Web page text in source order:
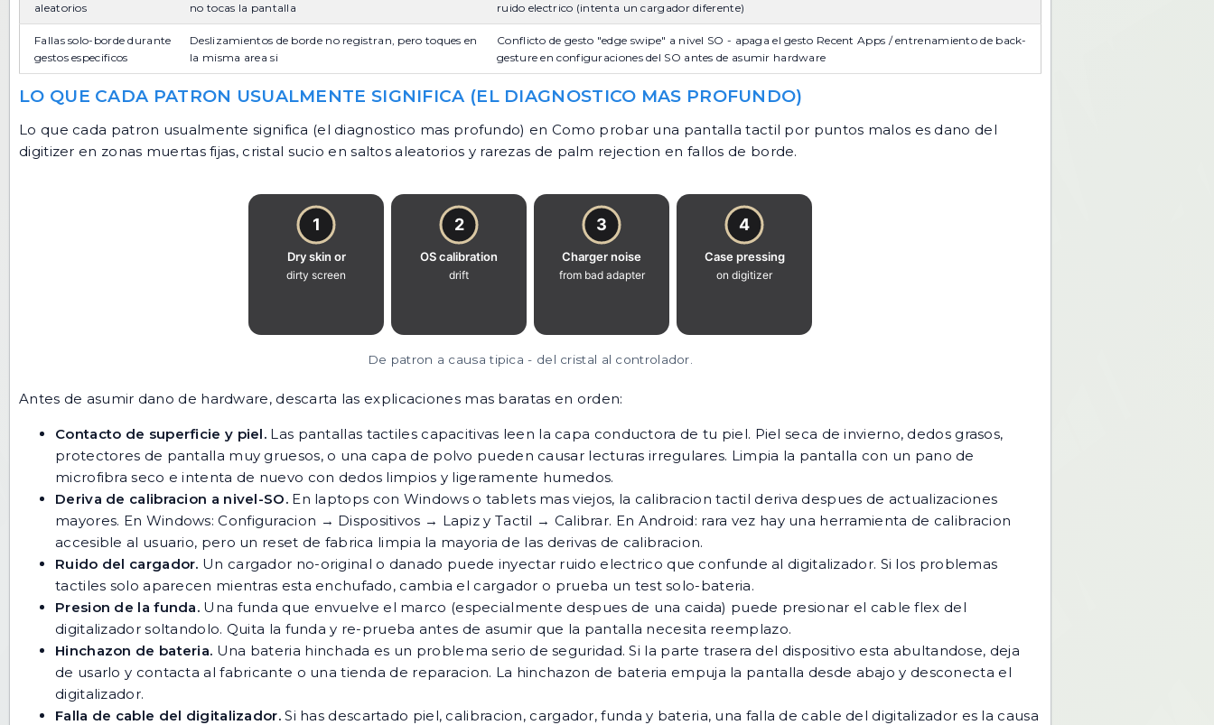
aleatorios
no tocas la pantalla
ruido electrico (intenta un cargador diferente)
Fallas solo-borde durante
gestos especificos
Deslizamientos de borde no registran, pero toques en
la misma area si
Conflicto de gesto "edge swipe" a nivel SO - apaga el gesto Recent Apps / entrenamiento de back-
gesture en configuraciones del SO antes de asumir hardware
LO QUE CADA PATRON USUALMENTE SIGNIFICA (EL DIAGNOSTICO MAS PROFUNDO)
Lo que cada patron usualmente significa (el diagnostico mas profundo) en Como probar una pantalla tactil por puntos malos es dano del
digitizer en zonas muertas fijas, cristal sucio en saltos aleatorios y rarezas de palm rejection en fallos de borde.
De patron a causa tipica - del cristal al controlador.
Antes de asumir dano de hardware, descarta las explicaciones mas baratas en orden:
Contacto de superficie y piel. Las pantallas tactiles capacitivas leen la capa conductora de tu piel. Piel seca de invierno, dedos grasos,
protectores de pantalla muy gruesos, o una capa de polvo pueden causar lecturas irregulares. Limpia la pantalla con un pano de
microfibra seco e intenta de nuevo con dedos limpios y ligeramente humedos.
Deriva de calibracion a nivel-SO.En laptops con Windows o tablets mas viejos, la calibracion tactil deriva despues de actualizaciones
mayores. En Windows: Configuracion → Dispositivos → Lapiz y Tactil → Calibrar. En Android: rara vez hay una herramienta de calibracion
accesible al usuario, pero un reset de fabrica limpia la mayoria de las derivas de calibracion.
Ruido del cargador. Un cargador no-original o danado puede inyectar ruido electrico que confunde al digitalizador. Si los problemas
tactiles solo aparecen mientras esta enchufado, cambia el cargador o prueba un test solo-bateria.
Presion de la funda. Una funda que envuelve el marco (especialmente despues de una caida) puede presionar el cable flex del
digitalizador soltandolo. Quita la funda y re-prueba antes de asumir que la pantalla necesita reemplazo.
Hinchazon de bateria. Una bateria hinchada es un problema serio de seguridad. Si la parte trasera del dispositivo esta abultandose, deja
de usarlo y contacta al fabricante o una tienda de reparacion. La hinchazon de bateria empuja la pantalla desde abajo y desconecta el
digitalizador.
Falla de cable del digitalizador.Si has descartado piel, calibracion, cargador, funda y bateria, una falla de cable del digitalizador es la causa